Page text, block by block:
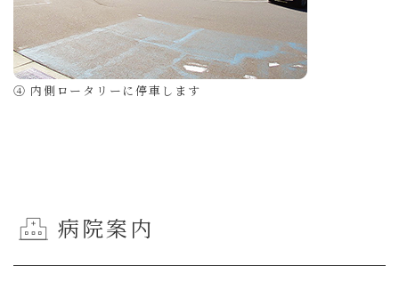
病院案内
④ 内側ロータリーに停車します